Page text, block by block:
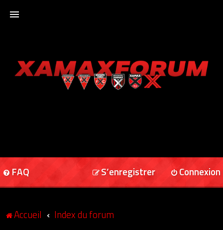
XAMAXFORUM
FAQ Connexion
S’enregistrer
Accueil Index du forum